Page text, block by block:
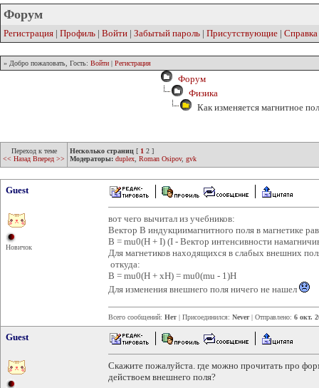
Форум
Регистрация | Профиль | Войти | Забытый пароль | Присутствующие | Справка
» Добро пожаловать, Гость: Войти | Регистрация
Форум
Физика
Как изменяется магнитное
Переход к теме
<< Назад Вперед >>
Несколько страниц [ 1 2 ]
Модераторы: duplex Roman Osipov, gvk
Guest
Новичок
вот чего вычитал из учебников:
Вектор B индукциимагнитного поля в магнетике
B = mu0(H + I) (I - Вектор интенсивности
Для магнетиков находящихся в слабых внешних
откуда:
B = mu0(H + xH) = mu0(mu - 1)H
Для изменения внешнего поля ничего не нашел
Всего сообщений: Нет | Присоединился: Never| Отправлено: 6 окт.
Guest
Скажите пожалуйста. где можно прочитать про
действоем внешнего поля?